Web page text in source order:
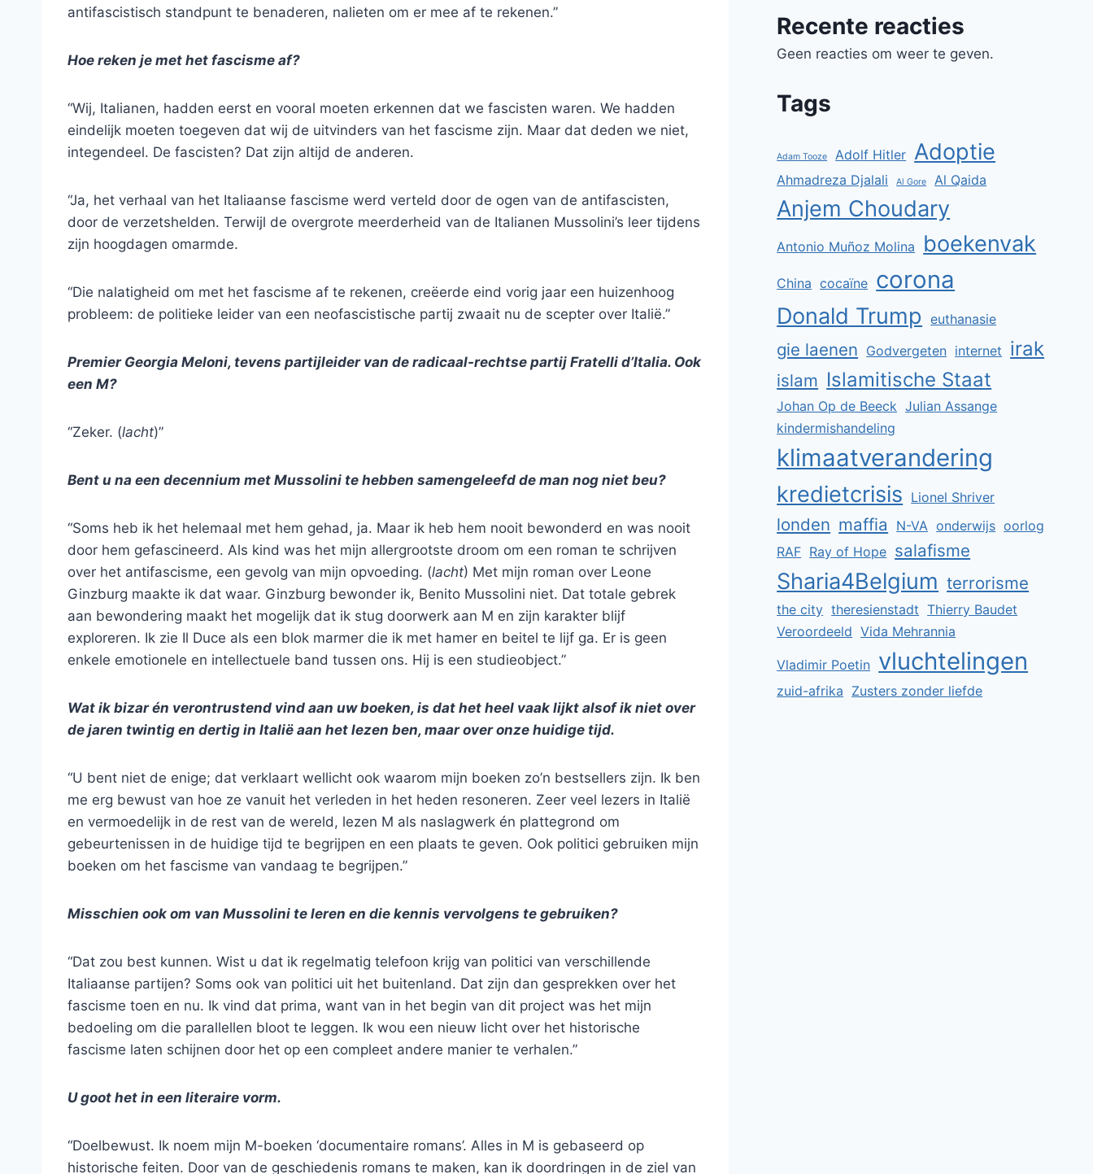
antifascistisch standpunt te benaderen, nalieten om er mee af te rekenen.”
Hoe reken je met het fascisme af?
“Wij, Italianen, hadden eerst en vooral moeten erkennen dat we fascisten waren. We hadden
eindelijk moeten toegeven dat wij de uitvinders van het fascisme zijn. Maar dat deden we niet,
integendeel. De fascisten? Dat zijn altijd de anderen.
“Ja, het verhaal van het Italiaanse fascisme werd verteld door de ogen van de antifascisten,
door de verzetshelden. Terwijl de overgrote meerderheid van de Italianen Mussolini’s leer tijdens
zijn hoogdagen omarmde.
“Die nalatigheid om met het fascisme af te rekenen, creëerde eind vorig jaar een huizenhoog
probleem: de politieke leider van een neofascistische partij zwaait nu de scepter over Italië.”
Premier Georgia Meloni, tevens partijleider van de radicaal-rechtse partij Fratelli d’Italia. Ook
een M?
“Zeker. (lacht)”
Bent u na een decennium met Mussolini te hebben samengeleefd de man nog niet beu?
“Soms heb ik het helemaal met hem gehad, ja. Maar ik heb hem nooit bewonderd en was nooit
door hem gefascineerd. Als kind was het mijn allergrootste droom om een roman te schrijven
over het antifascisme, een gevolg van mijn opvoeding. (lacht) Met mijn roman over Leone
Ginzburg maakte ik dat waar. Ginzburg bewonder ik, Benito Mussolini niet. Dat totale gebrek
aan bewondering maakt het mogelijk dat ik stug doorwerk aan M en zijn karakter blijf
exploreren. Ik zie Il Duce als een blok marmer die ik met hamer en beitel te lijf ga. Er is geen
enkele emotionele en intellectuele band tussen ons. Hij is een studieobject.”
Wat ik bizar én verontrustend vind aan uw boeken, is dat het heel vaak lijkt alsof ik niet over
de jaren twintig en dertig in Italië aan het lezen ben, maar over onze huidige tijd.
“U bent niet de enige; dat verklaart wellicht ook waarom mijn boeken zo’n bestsellers zijn. Ik ben
me erg bewust van hoe ze vanuit het verleden in het heden resoneren. Zeer veel lezers in Italië
en vermoedelijk in de rest van de wereld, lezen M als naslagwerk én plattegrond om
gebeurtenissen in de huidige tijd te begrijpen en een plaats te geven. Ook politici gebruiken mijn
boeken om het fascisme van vandaag te begrijpen.”
Misschien ook om van Mussolini te leren en die kennis vervolgens te gebruiken?
“Dat zou best kunnen. Wist u dat ik regelmatig telefoon krijg van politici van verschillende
Italiaanse partijen? Soms ook van politici uit het buitenland. Dat zijn dan gesprekken over het
fascisme toen en nu. Ik vind dat prima, want van in het begin van dit project was het mijn
bedoeling om die parallellen bloot te leggen. Ik wou een nieuw licht over het historische
fascisme laten schijnen door het op een compleet andere manier te verhalen.”
U goot het in een literaire vorm.
“Doelbewust. Ik noem mijn M-boeken ‘documentaire romans’. Alles in M is gebaseerd op
historische feiten. Door van de geschiedenis romans te maken, kan ik doordringen in de ziel van
Recente reacties
Geen reacties om weer te geven.
Tags
Adam Tooze Adolf Hitler Adoptie
Ahmadreza Djalali Al Gore Al Qaida
Anjem Choudary
Antonio Muñoz Molina boekenvak
China cocaïne corona
Donald Trump euthanasie
gie laenen Godvergeten internet irak
islam Islamitische Staat
Johan Op de Beeck Julian Assange
kindermishandeling
klimaatverandering
kredietcrisis Lionel Shriver
londen maffia N-VA onderwijs oorlog
RAF Ray of Hope salafisme
Sharia4Belgium terrorisme
the city theresienstadt Thierry Baudet
Veroordeeld Vida Mehrannia
Vladimir Poetin vluchtelingen
zuid-afrika Zusters zonder liefde